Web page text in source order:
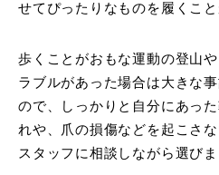
せてぴったりなものを履くこと
歩くことがおもな運動の登山
ラブルがあった場合は大きな
ので、しっかりと自分にあっ
れや、爪の損傷などを起こさ
スタッフに相談しながら選びま